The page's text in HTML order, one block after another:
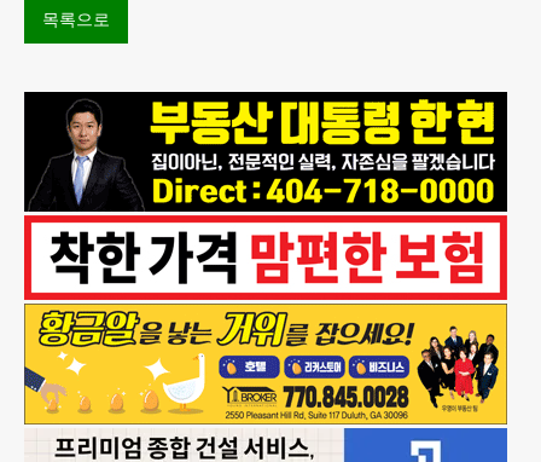
목록으로